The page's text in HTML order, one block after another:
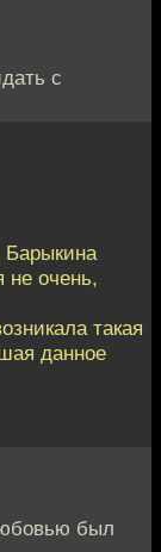
с
не очень,
такая
данное
был